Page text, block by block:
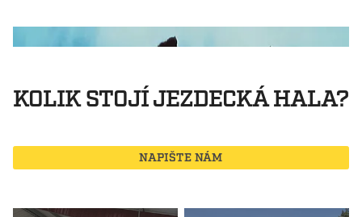
UID Not synced to WordPress Library
KOLIK STOJÍ JEZDECKÁ HALA?
NAPIŠTE NÁM